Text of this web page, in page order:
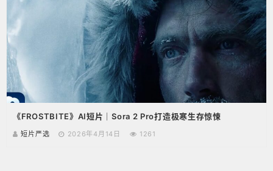
《FROSTBITE》AI短片｜Sora 2 Pro打造极寒生存惊悚
短片严选 2026年4月14日 1261